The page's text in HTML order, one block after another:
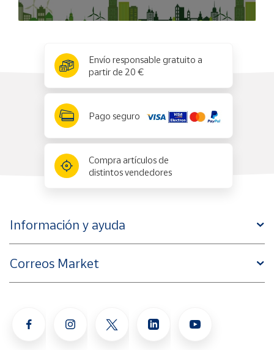
Envío responsable gratuito a
partir de 20 €
Pago seguro
Compra artículos de
distintos vendedores
Información y ayuda
Correos Market